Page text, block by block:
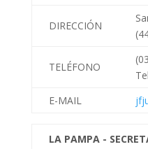
DIRECCIÓN
TELÉFONO
E-MAIL
LA PAMPA -